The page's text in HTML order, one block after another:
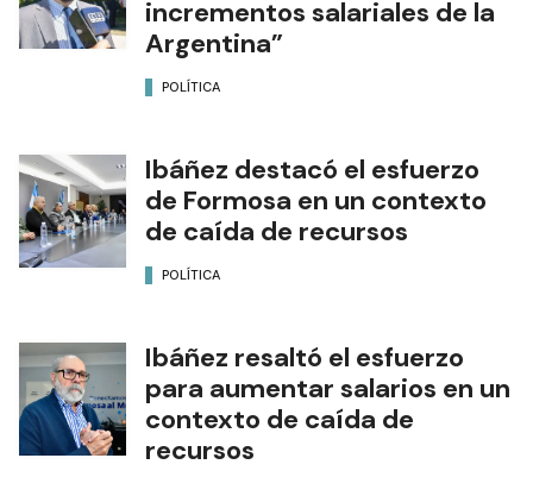
incrementos salariales de la
Argentina”
POLÍTICA
Ibáñez destacó el esfuerzo
de Formosa en un contexto
de caída de recursos
POLÍTICA
Ibáñez resaltó el esfuerzo
para aumentar salarios en un
contexto de caída de
recursos